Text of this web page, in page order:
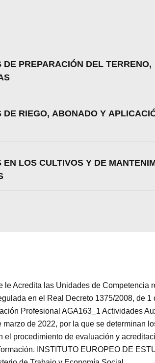
PREPARACIÓN DEL TERRENO,
RIEGO, ABONADO Y
LOS CULTIVOS Y DE
Acredita las Unidades de Competencia
en el Real Decreto 1375/2008, de 1
Profesional AGA163_1 Actividades
de 2022, por la que se determinan
procedimiento de evaluación y
INSTITUTO EUROPEO DE
la mejor experiencia en nuestra web.
cookies utilizamos o desactivarlas en